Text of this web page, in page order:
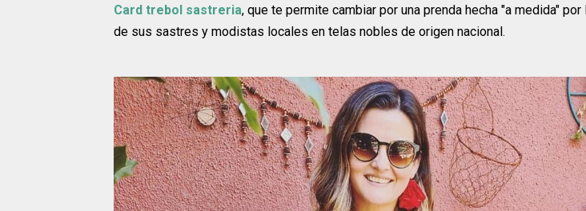
Card trebol sastreria, que te permite cambiar por una prenda hecha "a medida"
de sus sastres y modistas locales en telas nobles de origen nacional.